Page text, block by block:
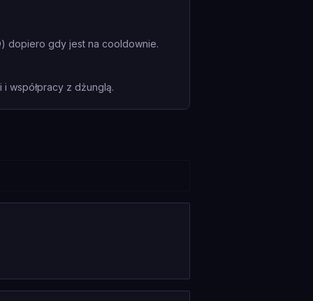
dopiero gdy jest na cooldownie.
współpracy z dżunglą.